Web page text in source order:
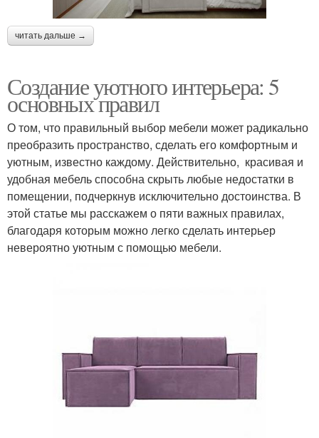
читать дальше →
Создание уютного интерьера: 5
основных правил
О том, что правильный выбор мебели может радикально
преобразить пространство, сделать его комфортным и
уютным, известно каждому. Действительно, красивая и
удобная мебель способна скрыть любые недостатки в
помещении, подчеркнув исключительно достоинства. В
этой статье мы расскажем о пяти важных правилах,
благодаря которым можно легко сделать интерьер
невероятно уютным с помощью мебели.